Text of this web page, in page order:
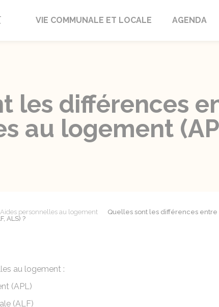
Triac-Lautrait
VIE COMMUNALE ET LOCALE AGENDA
les différences
au logement
Aides personnelles au logement
Quelles sont les différences entre
ALS) ?
au logement :
(APL)
(ALF)